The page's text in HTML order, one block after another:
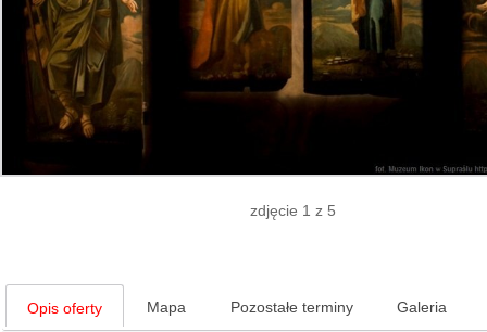
zdjęcie 1 z 5
Opis oferty Mapa Pozostałe terminy Galeria